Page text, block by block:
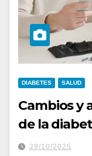
DIABETES SALUD
Cambios y
de la
29/10/2025